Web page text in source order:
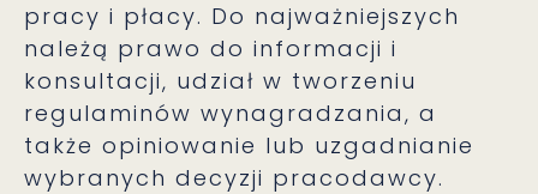
pracy i płacy. Do najważniejszych
należą prawo do informacji i
konsultacji, udział w tworzeniu
regulaminów wynagradzania, a
także opiniowanie lub uzgadnianie
wybranych decyzji pracodawcy.